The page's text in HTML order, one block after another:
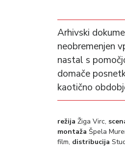
Arhivski
neobremenjen
nastal s
domače
kaotično
režija Žiga Virc,
montaža Špela
film, distribucija